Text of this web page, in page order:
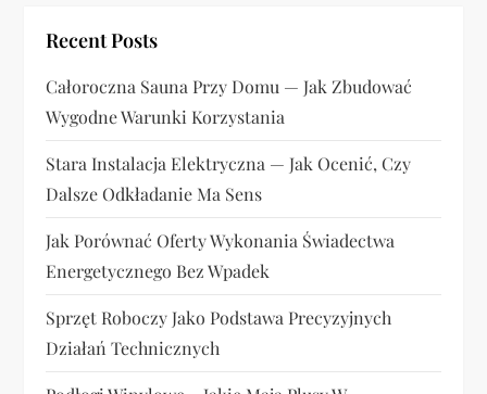
j
a
w
p
i
s
u
Recent Posts
Całoroczna Sauna Przy Domu — Jak Zbudować
Wygodne Warunki Korzystania
Stara Instalacja Elektryczna — Jak Ocenić, Czy
Dalsze Odkładanie Ma Sens
Jak Porównać Oferty Wykonania Świadectwa
Energetycznego Bez Wpadek
Sprzęt Roboczy Jako Podstawa Precyzyjnych
Działań Technicznych